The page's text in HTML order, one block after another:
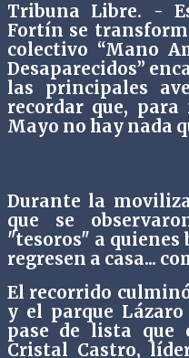
Tribuna Libre. -
Fortín se
colectivo “Mano
Desaparecidos”
las principales
recordar que, para
Mayo no hay nada
Durante la
que se
"tesoros" a quienes
regresen a casa...
El recorrido
y el parque
pase de lista que
Cristal Castro,